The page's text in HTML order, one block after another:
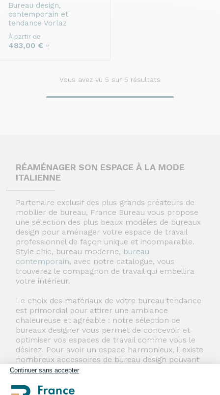
Continuer sans accepter
RÉAMÉNAGER SON ESPACE À LA MODE
ITALIENNE
Partenaire exclusif des plus grands créateurs de
mobilier de bureau, France Bureau vous propose
une sélection des plus beaux modèles de bureaux
design pour aménager votre espace de travail
professionnel de façon unique et incomparable.
Style chic, bureau moderne, bureau
contemporain, avec notre catalogue, vous
trouverez le compagnon de travail qui embellira
votre intérieur.
Le choix des matériaux de votre bureau tendance
est primordial pour attirer une ambiance
chaleureuse et agréable : notre sélection de
bureaux designer vous permet de concevoir et
optimiser vos espaces de travail comme vous le
désirez. Pour avoir un espace harmonieux, il existe
nombreux accessoires de bureau design pouvant
se rajouter à la configuration de votre bureau
Bureau design,
contemporain et
tendance Vorlaz
À partir de
483,00 € HT
Vous avez vu 5 sur 5 résultats